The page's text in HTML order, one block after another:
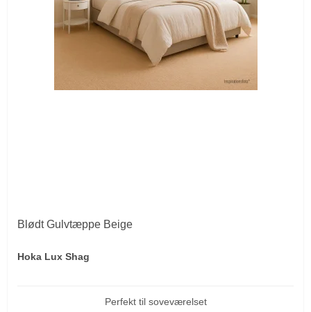
Blødt Gulvtæppe Beige
Hoka Lux Shag
Perfekt til soveværelset